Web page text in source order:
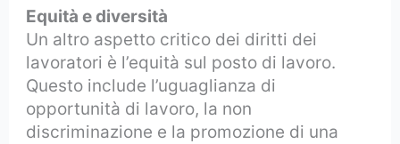
Equità e diversità
Un altro aspetto critico dei diritti dei
lavoratori è l’equità sul posto di lavoro.
Questo include l’uguaglianza di
opportunità di lavoro, la non
discriminazione e la promozione di una